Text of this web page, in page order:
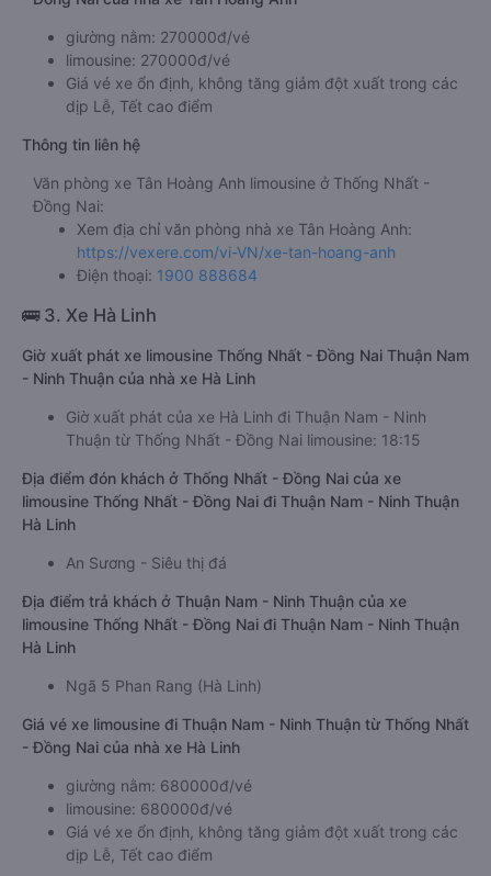
giường nằm: 270000đ/vé
limousine: 270000đ/vé
Giá vé xe ổn định, không tăng giảm đột xuất trong các
dịp Lễ, Tết cao điểm
Thông tin liên hệ
Văn phòng xe Tân Hoàng Anh limousine ở Thống Nhất -
Đồng Nai:
Xem địa chỉ văn phòng nhà xe Tân Hoàng Anh:
https://vexere.com/vi-VN/xe-tan-hoang-anh
Điện thoại: 1900 888684
🚌 3. Xe Hà Linh
Giờ xuất phát xe limousine Thống Nhất - Đồng Nai Thuận Nam
- Ninh Thuận của nhà xe Hà Linh
Giờ xuất phát của xe Hà Linh đi Thuận Nam - Ninh
Thuận từ Thống Nhất - Đồng Nai limousine: 18:15
Địa điểm đón khách ở Thống Nhất - Đồng Nai của xe
limousine Thống Nhất - Đồng Nai đi Thuận Nam - Ninh Thuận
Hà Linh
An Sương - Siêu thị đá
Địa điểm trả khách ở Thuận Nam - Ninh Thuận của xe
limousine Thống Nhất - Đồng Nai đi Thuận Nam - Ninh Thuận
Hà Linh
Ngã 5 Phan Rang (Hà Linh)
Giá vé xe limousine đi Thuận Nam - Ninh Thuận từ Thống Nhất
- Đồng Nai của nhà xe Hà Linh
giường nằm: 680000đ/vé
limousine: 680000đ/vé
Giá vé xe ổn định, không tăng giảm đột xuất trong các
dịp Lễ, Tết cao điểm